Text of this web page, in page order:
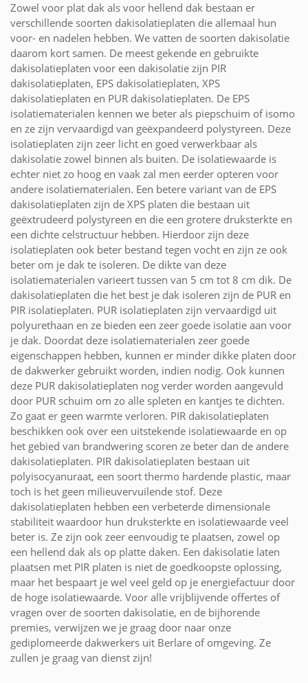
Zowel voor plat dak als voor hellend dak bestaan er
verschillende soorten dakisolatieplaten die allemaal hun
voor- en nadelen hebben. We vatten de soorten dakisolatie
daarom kort samen. De meest gekende en gebruikte
dakisolatieplaten voor een dakisolatie zijn PIR
dakisolatieplaten, EPS dakisolatieplaten, XPS
dakisolatieplaten en PUR dakisolatieplaten. De EPS
isolatiematerialen kennen we beter als piepschuim of isomo
en ze zijn vervaardigd van geëxpandeerd polystyreen. Deze
isolatieplaten zijn zeer licht en goed verwerkbaar als
dakisolatie zowel binnen als buiten. De isolatiewaarde is
echter niet zo hoog en vaak zal men eerder opteren voor
andere isolatiematerialen. Een betere variant van de EPS
dakisolatieplaten zijn de XPS platen die bestaan uit
geëxtrudeerd polystyreen en die een grotere druksterkte en
een dichte celstructuur hebben. Hierdoor zijn deze
isolatieplaten ook beter bestand tegen vocht en zijn ze ook
beter om je dak te isoleren. De dikte van deze
isolatiematerialen varieert tussen van 5 cm tot 8 cm dik. De
dakisolatieplaten die het best je dak isoleren zijn de PUR en
PIR isolatieplaten. PUR isolatieplaten zijn vervaardigd uit
polyurethaan en ze bieden een zeer goede isolatie aan voor
je dak. Doordat deze isolatiematerialen zeer goede
eigenschappen hebben, kunnen er minder dikke platen door
de dakwerker gebruikt worden, indien nodig. Ook kunnen
deze PUR dakisolatieplaten nog verder worden aangevuld
door PUR schuim om zo alle spleten en kantjes te dichten.
Zo gaat er geen warmte verloren. PIR dakisolatieplaten
beschikken ook over een uitstekende isolatiewaarde en op
het gebied van brandwering scoren ze beter dan de andere
dakisolatieplaten. PIR dakisolatieplaten bestaan uit
polyisocyanuraat, een soort thermo hardende plastic, maar
toch is het geen milieuvervuilende stof. Deze
dakisolatieplaten hebben een verbeterde dimensionale
stabiliteit waardoor hun druksterkte en isolatiewaarde veel
beter is. Ze zijn ook zeer eenvoudig te plaatsen, zowel op
een hellend dak als op platte daken. Een dakisolatie laten
plaatsen met PIR platen is niet de goedkoopste oplossing,
maar het bespaart je wel veel geld op je energiefactuur door
de hoge isolatiewaarde. Voor alle vrijblijvende offertes of
vragen over de soorten dakisolatie, en de bijhorende
premies, verwijzen we je graag door naar onze
gediplomeerde dakwerkers uit Berlare of omgeving. Ze
zullen je graag van dienst zijn!